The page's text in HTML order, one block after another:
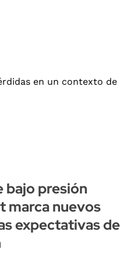
bajo presión
marca nuevos
expectativas de